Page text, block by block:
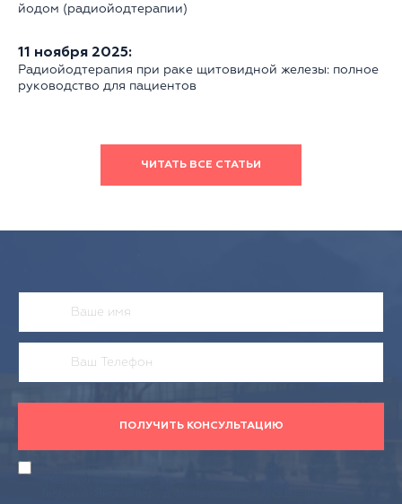
йодом (радиойодтерапии)
11 ноября 2025:
Радиойодтерапия при раке щитовидной железы: полное
руководство для пациентов
ЧИТАТЬ ВСЕ СТАТЬИ
ПОЛУЧИТЬ КОНСУЛЬТАЦИЮ